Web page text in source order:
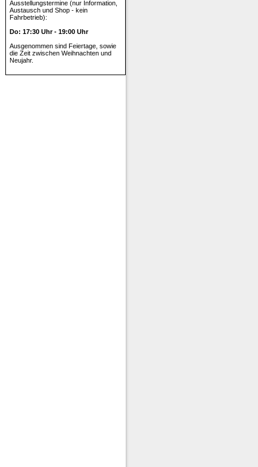
Ausstellungstermine (nur Information,
Austausch und Shop - kein
Fahrbetrieb):
Do: 17:30 Uhr - 19:00 Uhr
Ausgenommen sind Feiertage, sowie
die Zeit zwischen Weihnachten und
Neujahr.